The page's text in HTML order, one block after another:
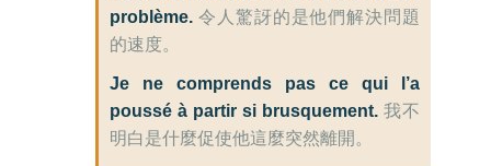
problème. 令人驚訝的是他們解決問題
的速度。
Je ne comprends pas ce qui l’a
poussé à partir si brusquement. 我不
明白是什麼促使他這麼突然離開。